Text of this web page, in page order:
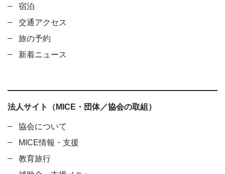
宿泊
交通アクセス
旅の予約
新着ニュース
法人サイト（MICE・団体／協会の取組）
協会について
MICE情報・支援
教育旅行